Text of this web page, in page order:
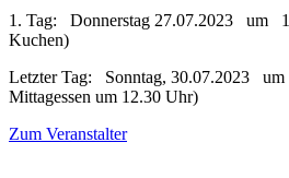
1. Tag: Donnerstag 27.07.2023 um
Kuchen)
Letzter Tag: Sonntag, 30.07.2023
Mittagessen um 12.30 Uhr)
Zum Veranstalter